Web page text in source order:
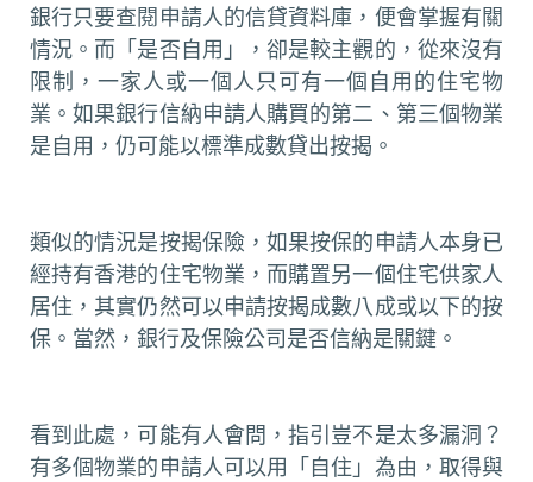
銀行只要查閱申請人的信貸資料庫，便會掌握有關
情況。而「是否自用」，卻是較主觀的，從來沒有
限制，一家人或一個人只可有一個自用的住宅物
業。如果銀行信納申請人購買的第二、第三個物業
是自用，仍可能以標準成數貸出按揭。
類似的情況是按揭保險，如果按保的申請人本身已
經持有香港的住宅物業，而購置另一個住宅供家人
居住，其實仍然可以申請按揭成數八成或以下的按
保。當然，銀行及保險公司是否信納是關鍵。
看到此處，可能有人會問，指引豈不是太多漏洞？
有多個物業的申請人可以用「自住」為由，取得與